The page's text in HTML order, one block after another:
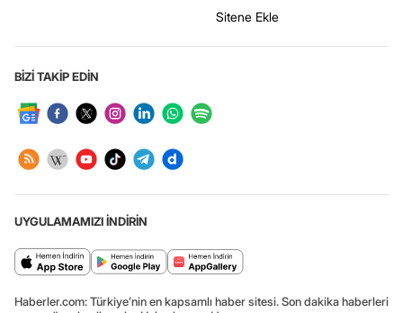
Sitene Ekle
BİZİ TAKİP EDİN
UYGULAMAMIZI İNDİRİN
Haberler.com: Türkiye’nin en kapsamlı haber sitesi. Son dakika haberleri